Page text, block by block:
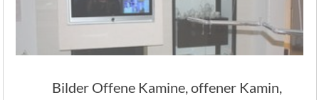
Bilder Offene Kamine, offener Kamin,